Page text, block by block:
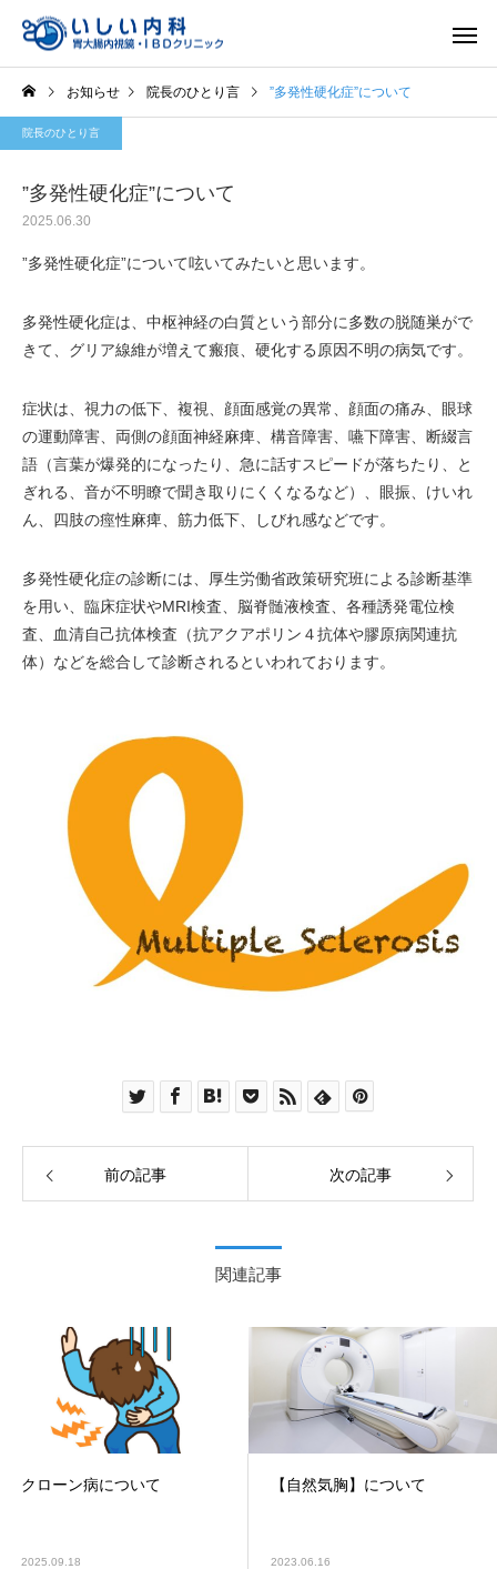
一般内科
お知らせ 院長のひとり言 ”多発性硬化症”について
院長のひとり言
”多発性硬化症”について
2025.06.30
”多発性硬化症”について呟いてみたいと思います。
多発性硬化症は、中枢神経の白質という部分に多数の脱随巣がで
きて、グリア線維が増えて瘢痕、硬化する原因不明の病気です。
症状は、視力の低下、複視、顔面感覚の異常、顔面の痛み、眼球
の運動障害、両側の顔面神経麻痺、構音障害、嚥下障害、断綴言
語（言葉が爆発的になったり、急に話すスピードが落ちたり、と
ぎれる、音が不明瞭で聞き取りにくくなるなど）、眼振、けいれ
ん、四肢の痙性麻痺、筋力低下、しびれ感などです。
多発性硬化症の診断には、厚生労働省政策研究班による診断基準
を用い、臨床症状やMRI検査、脳脊髄液検査、各種誘発電位検
査、血清自己抗体検査（抗アクアポリン４抗体や膠原病関連抗
体）などを総合して診断されるといわれております。
前の記事 次の記事
関連記事
クローン病について
2025.09.18
【自然気胸】について
2023.06.16